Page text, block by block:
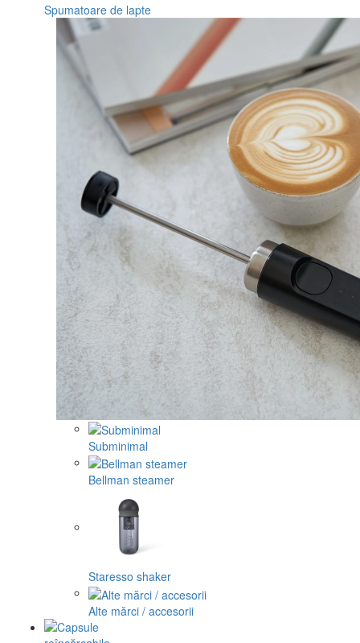
Spumatoare de lapte
Subminimal
Bellman steamer
Staresso shaker
Alte mărci / accesorii